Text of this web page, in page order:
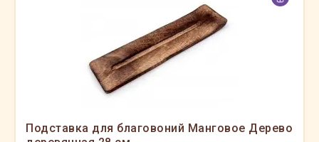
Подставка для благовоний Манговое Дерево